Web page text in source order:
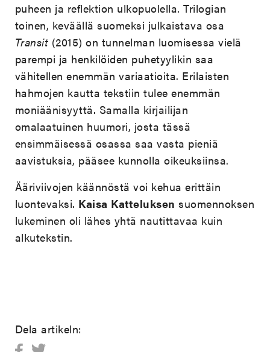
puheen ja reflektion ulkopuolella. Trilogian
toinen, keväällä suomeksi julkaistava osa
Transit (2015) on tunnelman luomisessa vielä
parempi ja henkilöiden puhetyylikin saa
vähitellen enemmän variaatioita. Erilaisten
hahmojen kautta tekstiin tulee enemmän
moniäänisyyttä. Samalla kirjailijan
omalaatuinen huumori, josta tässä
ensimmäisessä osassa saa vasta pieniä
aavistuksia, pääsee kunnolla oikeuksiinsa.
Ääriviivojen käännöstä voi kehua erittäin
luontevaksi. Kaisa Katteluksen suomennoksen
lukeminen oli lähes yhtä nautittavaa kuin
alkutekstin.
Dela artikeln: